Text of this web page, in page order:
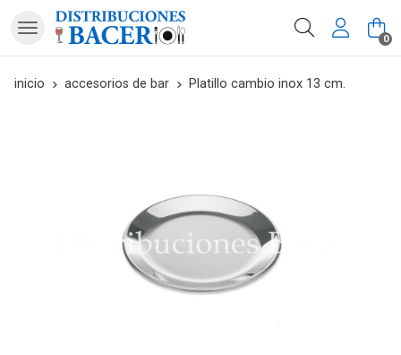
Buscar 0
inicio accesorios de bar Platillo cambio inox 13 cm.